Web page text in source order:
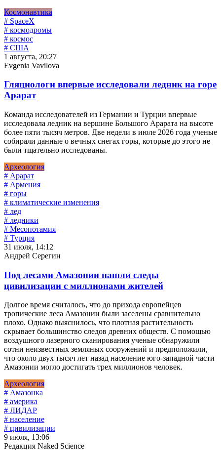
Космонавтика
# SpaceX
# космодромы
# космос
# США
1 августа, 20:27
Evgenia Vavilova
Гляциологи впервые исследовали ледник на горе
Арарат
Команда исследователей из Германии и Турции впервые
исследовала ледник на вершине Большого Арарата на высоте
более пяти тысяч метров. Две недели в июле 2026 года ученые
собирали данные о вечных снегах горы, которые до этого не
были тщательно исследованы.
Археология
# Арарат
# Армения
# горы
# климатические изменения
# лед
# ледники
# Месопотамия
# Турция
31 июля, 14:12
Андрей Серегин
Под лесами Амазонии нашли следы
цивилизации с миллионами жителей
Долгое время считалось, что до прихода европейцев
тропические леса Амазонии были заселены сравнительно
плохо. Однако выяснилось, что плотная растительность
скрывает большинство следов древних обществ. С помощью
воздушного лазерного сканирования ученые обнаружили
сотни неизвестных земляных сооружений и предположили,
что около двух тысяч лет назад население юго-западной части
Амазонии могло достигать трех миллионов человек.
Археология
# Амазонка
# америка
# ЛИДАР
# население
# цивилизации
9 июля, 13:06
Редакция Naked Science